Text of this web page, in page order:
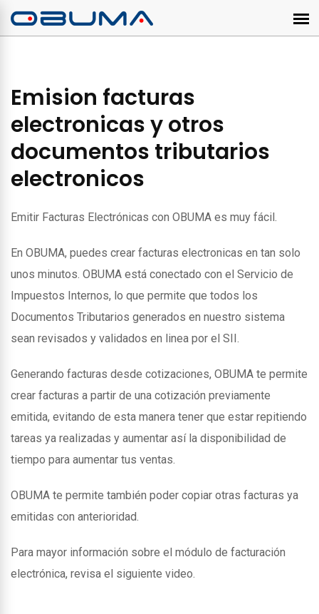
Emision facturas
electronicas y otros
documentos tributarios
electronicos
Emitir Facturas Electrónicas con OBUMA es muy fácil.
En OBUMA, puedes crear facturas electronicas en tan solo
unos minutos. OBUMA está conectado con el Servicio de
Impuestos Internos, lo que permite que todos los
Documentos Tributarios generados en nuestro sistema
sean revisados y validados en linea por el SII.
Generando facturas desde cotizaciones, OBUMA te permite
crear facturas a partir de una cotización previamente
emitida, evitando de esta manera tener que estar repitiendo
tareas ya realizadas y aumentar así la disponibilidad de
tiempo para aumentar tus ventas.
OBUMA te permite también poder copiar otras facturas ya
emitidas con anterioridad.
Para mayor información sobre el módulo de facturación
electrónica, revisa el siguiente video.